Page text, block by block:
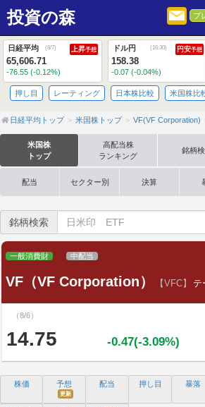
投資の森 プ
日経平均 (8/7) 上昇予想
65,606.71
-76.55 (-0.12%)
ドル円 (16:30) 円安予想
158.38
-0.07 (-0.04%)
押し目 レーティング 日本株比較 米国株比
日経平均トップ 米国株トップ VF(VF Corporation)
米国株
トップ
高配当株
ランキング
銘柄
配当 セクター別 決算
銘柄検索
一般消費財 中配当
VF（VF Corporation） 【VFC】 テ
（8/6）
14.75 -0.47(-3.09%)
株価 予想
更新
配当 押し目 暴落